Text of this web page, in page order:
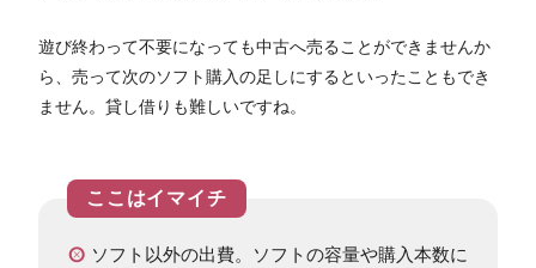
遊び終わって不要になっても中古へ売ることができませんか
ら、売って次のソフト購入の足しにするといったこともでき
ません。貸し借りも難しいですね。
ソフト以外の出費。ソフトの容量や購入本数に